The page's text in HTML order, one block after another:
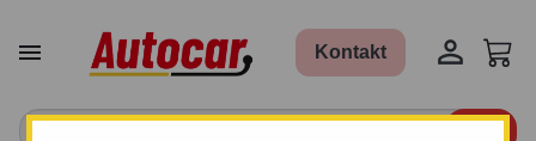
 Kontakt 